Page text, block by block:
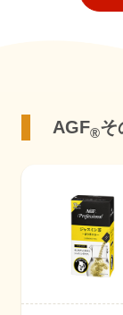
AGF®そ